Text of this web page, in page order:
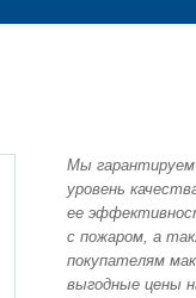
Мы гарантируем
уровень
ее
с пожаром, а
покупателям
выгодные цены